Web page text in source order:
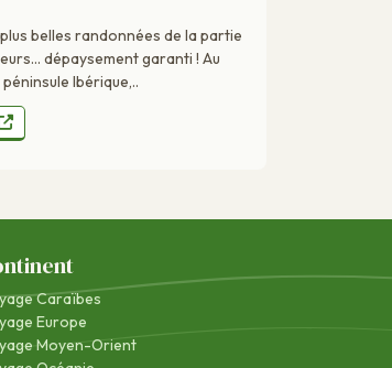
belles randonnées de la partie
dépaysement garanti ! Au
Ibérique,..
Caraïbes
Europe
Moyen-Orient